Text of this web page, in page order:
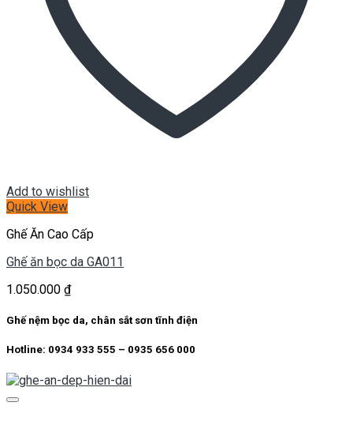
Add to wishlist
Quick View
Ghế Ăn Cao Cấp
Ghế ăn bọc da GA011
1.050.000 ₫
Ghế nệm bọc da, chân sắt sơn tĩnh điện
Hotline: 0934 933 555 – 0935 656 000